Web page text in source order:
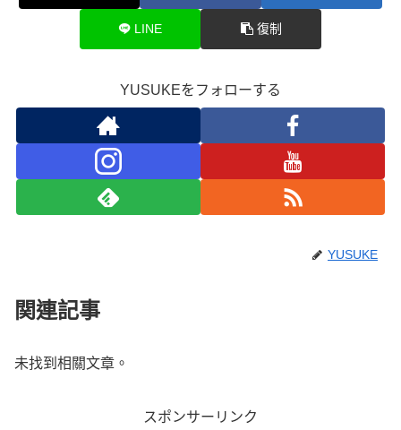
LINE 復制
YUSUKEをフォローする
YUSUKE
関連記事
未找到相關文章。
スポンサーリンク